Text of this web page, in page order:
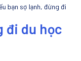
bạn sợ lạnh, đừng đi
đi du học